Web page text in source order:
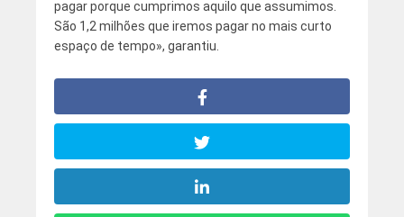
pagar porque cumprimos aquilo que assumimos.
São 1,2 milhões que iremos pagar no mais curto
espaço de tempo», garantiu.